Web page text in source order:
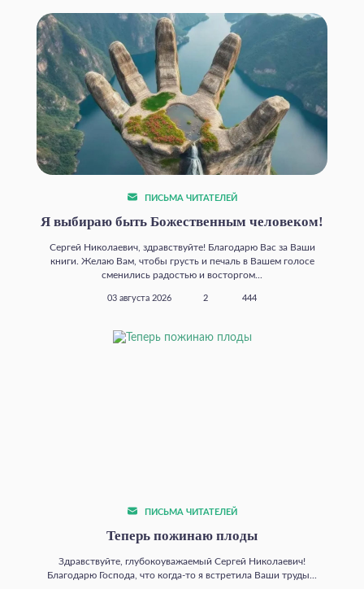
ПИСЬМА ЧИТАТЕЛЕЙ
Я выбираю быть Божественным человеком!
Сергей Николаевич, здравствуйте! Благодарю Вас за Ваши
книги. Желаю Вам, чтобы грусть и печаль в Вашем голосе
сменились радостью и восторгом...
03 августа 2026 2 444
ПИСЬМА ЧИТАТЕЛЕЙ
Теперь пожинаю плоды
Здравствуйте, глубокоуважаемый Сергей Николаевич!
Благодарю Господа, что когда‑то я встретила Ваши труды...